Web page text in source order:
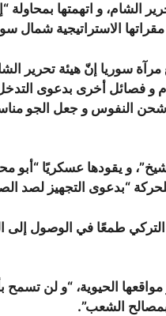
الشام، و اتهمتها بمحاولة
الاستراتيجية شمال
مرآة سوريا إنّ هيئة تحرير
و فصائل أخرى بدعوى
النفوس و جعل الجو
و يقودها عسكريًا “أبو
“بدعوى التجهيز لصد
التركي طمعًا في الوصول إلى
الحيوية، “و لن تسمح
الشعب”.